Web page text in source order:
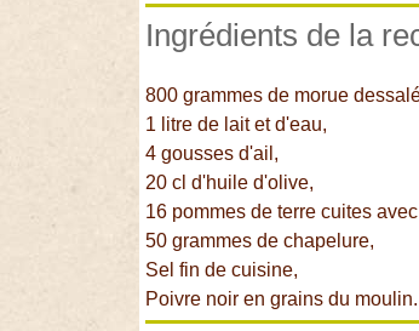
Ingrédients de la
800 grammes de morue
1 litre de lait et d'eau,
4 gousses d'ail,
20 cl d'huile d'olive,
16 pommes de terre cuites
50 grammes de chapelure,
Sel fin de cuisine,
Poivre noir en grains du moulin.